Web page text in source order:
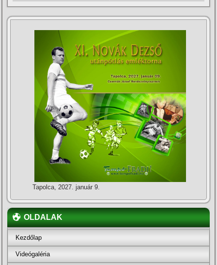
Tapolca, 2027. január 9.
OLDALAK
Kezdőlap
Videógaléria